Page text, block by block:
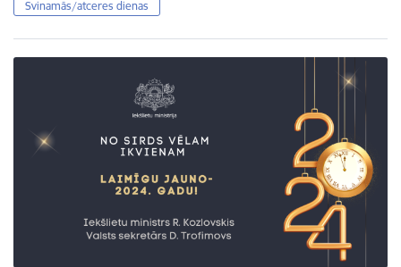
Svinamās/atceres dienas